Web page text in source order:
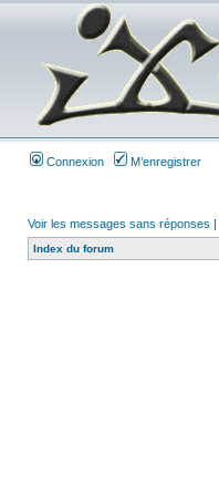
Connexion M’enregistrer
Voir les messages sans réponses |
Index du forum